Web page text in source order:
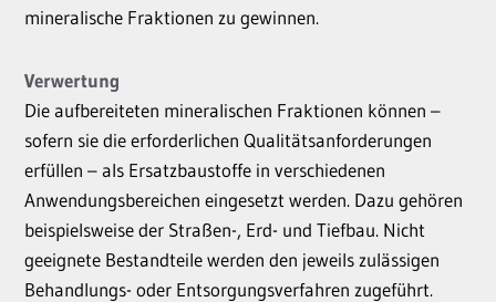
mineralische Fraktionen zu gewinnen.
Verwertung
Die aufbereiteten mineralischen Fraktionen können –
sofern sie die erforderlichen Qualitätsanforderungen
erfüllen – als Ersatzbaustoffe in verschiedenen
Anwendungsbereichen eingesetzt werden. Dazu gehören
beispielsweise der Straßen-, Erd- und Tiefbau. Nicht
geeignete Bestandteile werden den jeweils zulässigen
Behandlungs- oder Entsorgungsverfahren zugeführt.